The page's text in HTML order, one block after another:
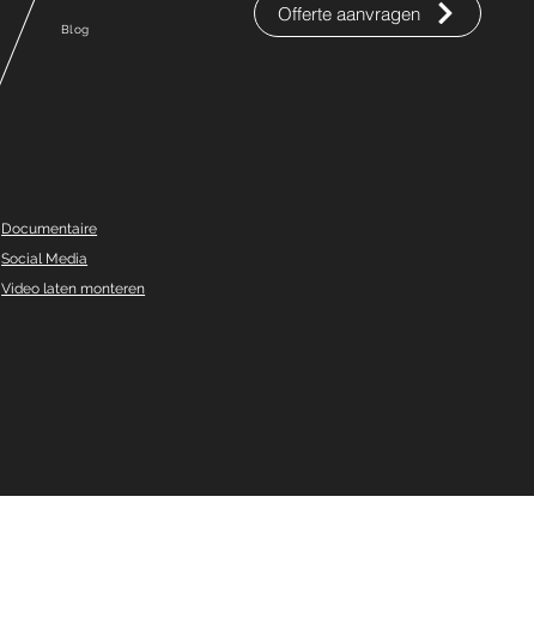
Blog
Documentaire
Social Media
Video laten monteren
Offerte aanvragen